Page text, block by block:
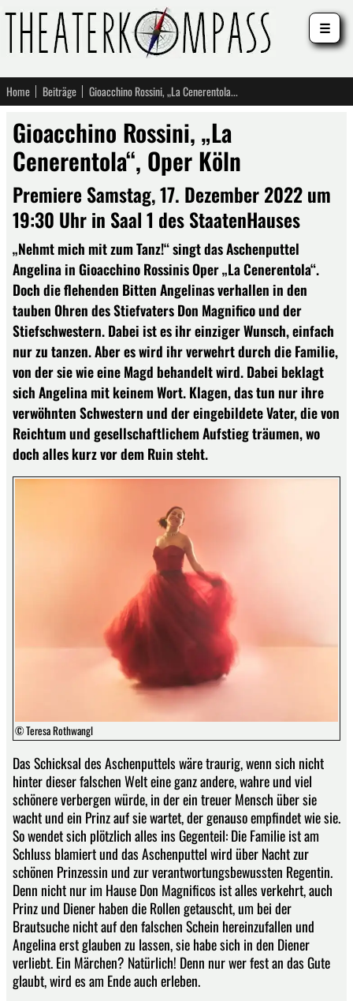
Home Beiträge Gioacchino Rossini, „La Cenerentola“, Oper Köln
Gioacchino Rossini, „La
Cenerentola“, Oper Köln
Premiere Samstag, 17. Dezember 2022 um
19:30 Uhr in Saal 1 des StaatenHauses
„Nehmt mich mit zum Tanz!“ singt das Aschenputtel
Angelina in Gioacchino Rossinis Oper ­„La Cenerentola“.
Doch die flehenden Bitten Angelinas verhallen in den
tauben Ohren des Stiefvaters Don Magnifico und der
Stiefschwestern. Dabei ist es ihr einziger Wunsch, einfach
nur zu tanzen. Aber es wird ihr verwehrt durch die Familie,
von der sie wie eine Magd behandelt wird. Dabei beklagt
sich Angelina mit keinem Wort. Klagen, das tun nur ihre
verwöhnten Schwestern und der eingebildete Vater, die von
Reichtum und gesellschaftlichem Aufstieg träumen, wo
doch alles kurz vor dem Ruin steht.
© Teresa Rothwangl
Das Schicksal des Aschenputtels wäre traurig, wenn sich nicht
hinter dieser falschen Welt eine ganz andere, wahre und viel
schönere verbergen würde, in der ein treuer Mensch über sie
wacht und ein Prinz auf sie wartet, der genauso empfindet wie sie.
So wendet sich plötzlich alles ins Gegenteil: Die Familie ist am
Schluss blamiert und das Aschenputtel wird über Nacht zur
schönen Prinzessin und zur verantwortungsbewussten Regentin.
Denn nicht nur im Hause Don Magnificos ist alles verkehrt, auch
Prinz und Diener haben die Rollen getauscht, um bei der
Brautsuche nicht auf den falschen Schein hereinzufallen und
Angelina erst glauben zu lassen, sie habe sich in den Diener
verliebt. Ein Märchen? Natürlich! Denn nur wer fest an das Gute
glaubt, wird es am Ende auch erleben.
☰